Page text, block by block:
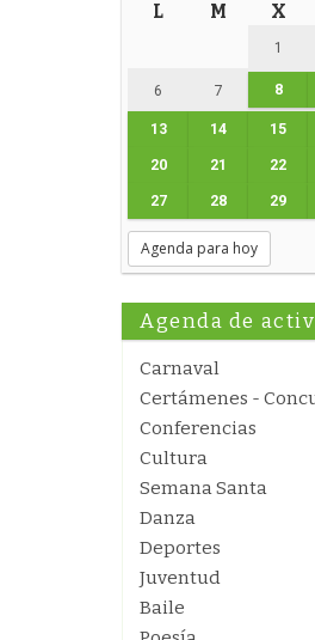
L M X
1
6 7 8
13 14 15
20 21 22
27 28 29
Agenda para hoy
Agenda de
Carnaval
Certámenes -
Conferencias
Cultura
Semana Santa
Danza
Deportes
Juventud
Baile